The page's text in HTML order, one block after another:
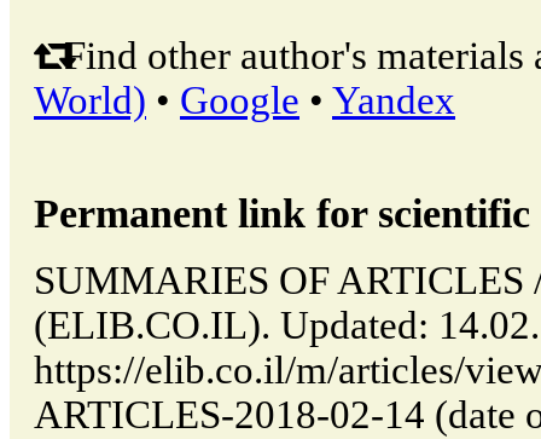
Find other author's materials
World) • Google • Yandex
Permanent link for
SUMMARIES OF ARTICLES
(ELIB.CO.IL). Updated:
https://elib.co.il/m/articles/
ARTICLES-2018-02-14 (date